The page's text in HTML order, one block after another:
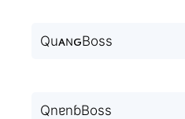
QuᴀɴԍBoss
QnɐnɓBoss